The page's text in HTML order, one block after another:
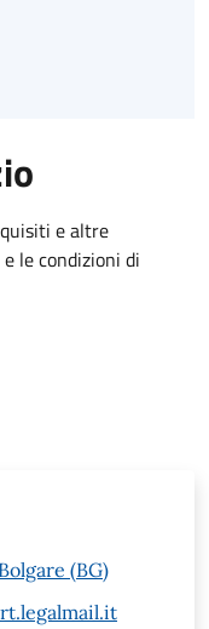
e altre
le condizioni di
(BG)